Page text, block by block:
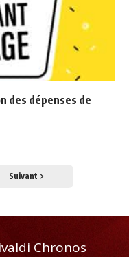
des dépenses de
Suivant
Chronos